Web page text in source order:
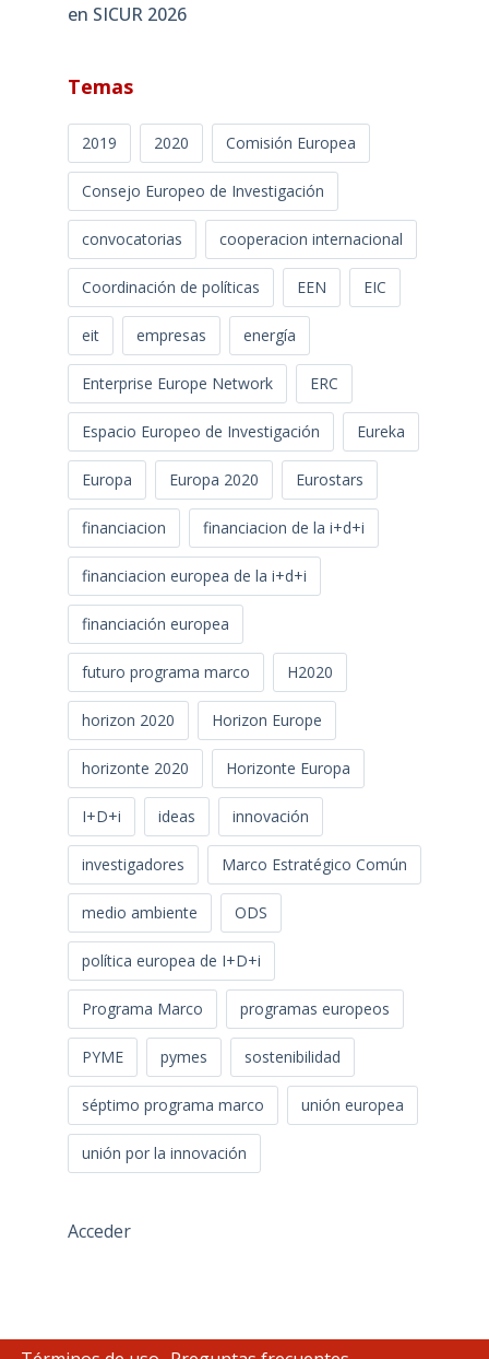
en SICUR 2026
Temas
2019 2020 Comisión Europea
Consejo Europeo de Investigación
convocatorias cooperacion internacional
Coordinación de políticas EEN EIC
eit empresas energía
Enterprise Europe Network ERC
Espacio Europeo de Investigación Eureka
Europa Europa 2020 Eurostars
financiacion financiacion de la i+d+i
financiacion europea de la i+d+i
financiación europea
futuro programa marco H2020
horizon 2020 Horizon Europe
horizonte 2020 Horizonte Europa
I+D+i ideas innovación
investigadores Marco Estratégico Común
medio ambiente ODS
política europea de I+D+i
Programa Marco programas europeos
PYME pymes sostenibilidad
séptimo programa marco unión europea
unión por la innovación
Acceder